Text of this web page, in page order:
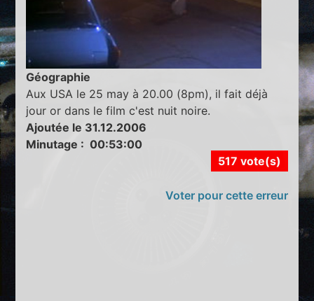
Géographie
Aux USA le 25 may à 20.00 (8pm), il fait déjà
jour or dans le film c'est nuit noire.
Ajoutée le 31.12.2006
Minutage : 00:53:00
517 vote(s)
Voter pour cette erreur